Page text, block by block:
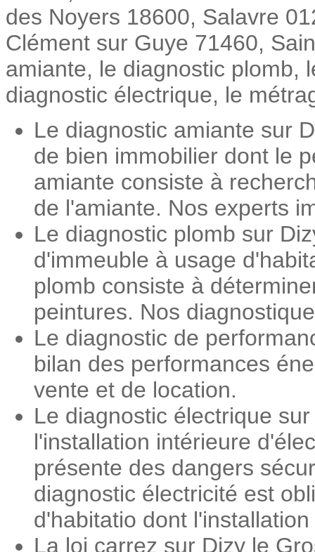
des Noyers 18600, Salavre
Clément sur Guye 71460,
amiante, le diagnostic plomb,
diagnostic électrique, le
Le diagnostic amiante sur
de bien immobilier dont le
amiante consiste à
de l'amiante. Nos experts
Le diagnostic plomb sur
d'immeuble à usage
plomb consiste à
peintures. Nos
Le diagnostic de
bilan des performances
vente et de location.
Le diagnostic électrique
l'installation intérieure
présente des dangers
diagnostic électricité est
d'habitatio dont
La loi carrez sur Dizy le